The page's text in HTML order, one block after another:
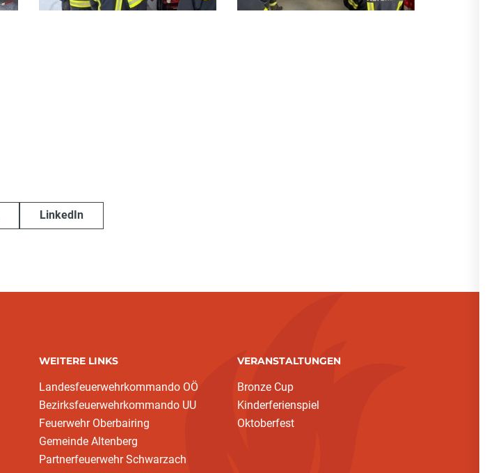
LinkedIn
WEITERE LINKS
Landesfeuerwehrkommando OÖ
Bezirksfeuerwehrkommando UU
Feuerwehr Oberbairing
Gemeinde Altenberg
Partnerfeuerwehr Schwarzach
VERANSTALTUNGEN
Bronze Cup
Kinderferienspiel
Oktoberfest